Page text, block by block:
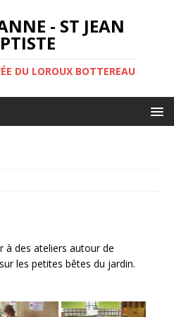
- ST JEAN
DU LOROUX BOTTEREAU
à des ateliers autour de
les petites bêtes du jardin.